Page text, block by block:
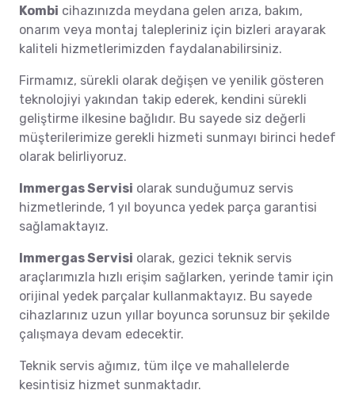
Kombi cihazınızda meydana gelen arıza, bakım,
onarım veya montaj talepleriniz için bizleri arayarak
kaliteli hizmetlerimizden faydalanabilirsiniz.
Firmamız, sürekli olarak değişen ve yenilik gösteren
teknolojiyi yakından takip ederek, kendini sürekli
geliştirme ilkesine bağlıdır. Bu sayede siz değerli
müşterilerimize gerekli hizmeti sunmayı birinci hedef
olarak belirliyoruz.
Immergas Servisi olarak sunduğumuz servis
hizmetlerinde, 1 yıl boyunca yedek parça garantisi
sağlamaktayız.
Immergas Servisi olarak, gezici teknik servis
araçlarımızla hızlı erişim sağlarken, yerinde tamir için
orijinal yedek parçalar kullanmaktayız. Bu sayede
cihazlarınız uzun yıllar boyunca sorunsuz bir şekilde
çalışmaya devam edecektir.
Teknik servis ağımız, tüm ilçe ve mahallelerde
kesintisiz hizmet sunmaktadır.